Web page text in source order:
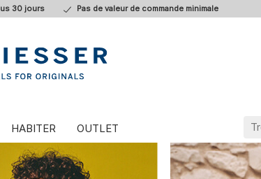
30 jours Pas de valeur de commande minimale
HABITER OUTLET